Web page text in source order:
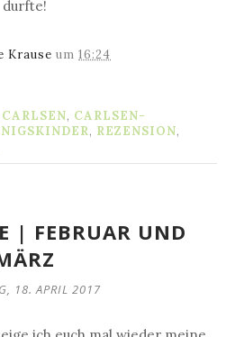
durfte!
Krause um 16:24
CARLSEN, CARLSEN-
, REZENSION,
| FEBRUAR UND
18. APRIL 2017